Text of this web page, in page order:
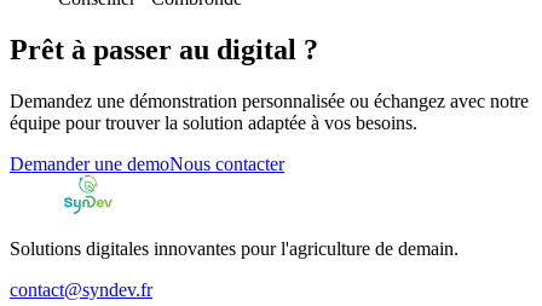
Prêt à passer au digital ?
Demandez une démonstration personnalisée ou échangez avec notre
équipe pour trouver la solution adaptée à vos besoins.
Demander une demoNous contacter
Solutions digitales innovantes pour l'agriculture de demain.
contact@syndev.fr